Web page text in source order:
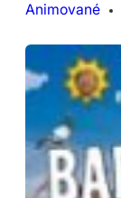
Animované